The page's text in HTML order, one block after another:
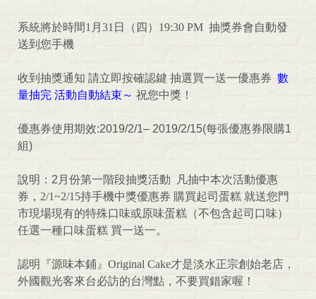
系統將於時間1 月 31 日（四） 19:30 PM 抽獎券會自動發
送到您手機
收到抽獎通知 請立即按確認鍵 抽選買一送一優惠券 數
量抽完 活動自動結束～ 祝您中獎！
優惠券使用期效:2019/2/1– 2019/2/15(每張優惠券限購1
組)
說明： 2 月份第一階段抽獎活動
凡抽中本次活動優惠
券， 2/1~2/15持手機中獎優惠券 購買起司蛋糕 就送您門
市現場現有的特殊口味或原味蛋糕（不包含起司口味）
任選一種口味蛋糕 買一送一。
認明『源味本鋪』 Original Cake才是淡水正宗創始老店，
外國觀光客來台必訪的台灣點，不要買錯家喔！